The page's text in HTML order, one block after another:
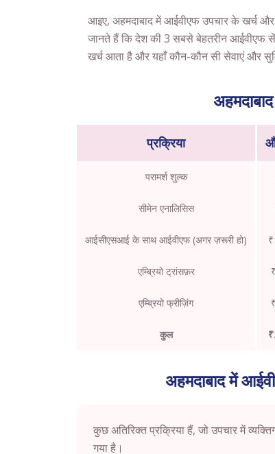
आइए, अहमदाबाद में आईवीएफ उपचार के खर्च
जानते हैं कि देश की 3 सबसे बेहतरीन आईवीएफ
खर्च आता है और यहाँ कौन-कौन सी सेवाएं और
प्रक्रिया
परामर्श शुल्क
सीमेन एनालिसिस
आईसीएसआई के साथ आईवीएफ (अगर ज़रूरी हो)
एम्ब्रियो ट्रांसफ़र
एम्ब्रियो फ्रीज़िंग
कुल
अहमदाबाद में
कुछ अतिरिक्त प्रक्रिया हैं, जो उपचार में
गया है।